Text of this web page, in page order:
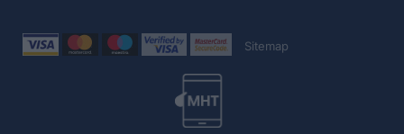
Sitemap